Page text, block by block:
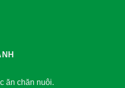
ăn chăn nuôi.